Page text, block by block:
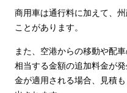
商用車は通行料に加えて、
ことがあります。
また、空港からの移動や配
相当する金額の追加料金が
金が適用される場合、見積